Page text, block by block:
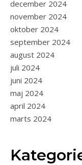
december 2024
november 2024
oktober 2024
september 2024
august 2024
juli 2024
juni 2024
maj 2024
april 2024
marts 2024